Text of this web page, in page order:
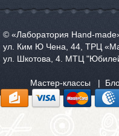
© «Лаборатория Hand-
ул. Ким Ю Чена, 44, ТРЦ
ул. Шкотова, 4. МТЦ
Мастер-классы